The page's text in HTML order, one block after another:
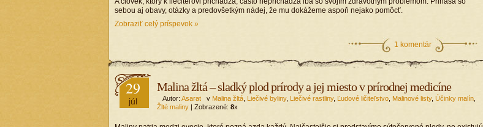
sebou aj obavy, otázky a predovšetkým nádej, že mu dokážeme aspoň nejako pomôcť.
Zobraziť celý príspevok »
1 komentár
29
júl
Malina žltá – sladký plod prírody a jej miesto v prírodnej medicíne
Autor: Asarat v Malina žltá Liečivé byliny, Liečivé rastliny, Ľudové ličiteľstvo Malinové listy, Účinky malín
Žlté maliny | Zobrazené: 8x